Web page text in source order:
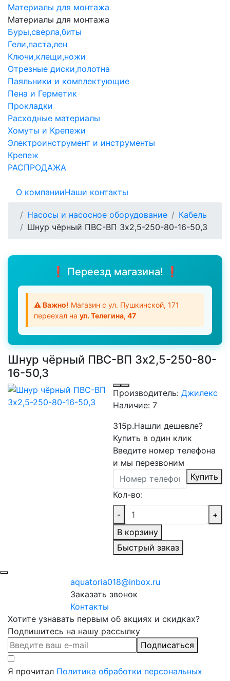
Материалы для монтажа
Материалы для монтажа
Буры,сверла,биты
Гели,паста,лен
Ключи,клещи,ножи
Отрезные диски,полотна
Паяльники и комплектующие
Пена и Герметик
Прокладки
Расходные материалы
Хомуты и Крепежи
Электроинструмент и инструменты
Крепеж
РАСПРОДАЖА
О компанииНаши контакты
Насосы и насосное оборудование
Кабель
Шнур чёрный ПВС-ВП 3х2,5-250-80-16-50,3
❗ Переезд магазина! ❗
⚠️ Важно! Магазин с ул. Пушкинской, 171
переехал на ул. Телегина, 47
Шнур чёрный ПВС-ВП 3х2,5-250-80-
16-50,3
Производитель: Джилекс
Наличие: 7
315р.Нашли дешевле?
Купить в один клик
Введите номер телефона
и мы перезвоним
Купить
Кол-во:
-
+
В корзину
Быстрый заказ
aquatoria018@inbox.ru
Заказать звонок
Контакты
Хотите узнавать первым об акциях и скидках?
Подпишитесь на нашу рассылку
Подписаться
Я прочитал Политика обработки персональных